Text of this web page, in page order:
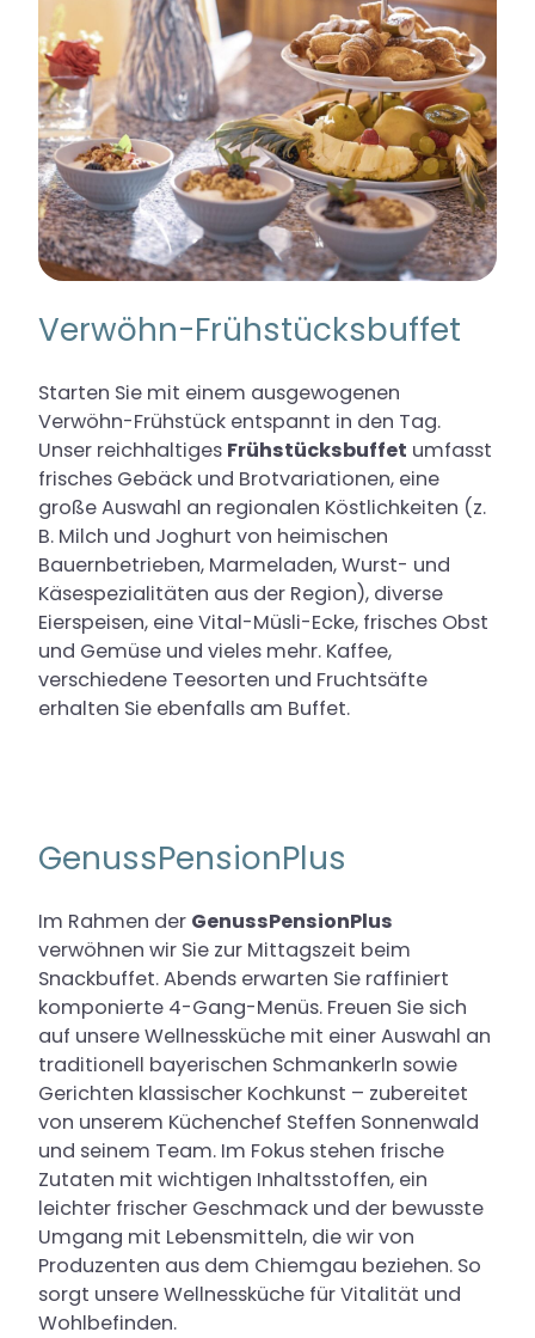
Verwöhn-Frühstücksbuffet
Starten Sie mit einem ausgewogenen
Verwöhn-Frühstück entspannt in den Tag.
Unser reichhaltiges Frühstücksbuffet umfasst
frisches Gebäck und Brotvariationen, eine
große Auswahl an regionalen Köstlichkeiten (z.
B. Milch und Joghurt von heimischen
Bauernbetrieben, Marmeladen, Wurst- und
Käsespezialitäten aus der Region), diverse
Eierspeisen, eine Vital-Müsli-Ecke, frisches Obst
und Gemüse und vieles mehr. Kaffee,
verschiedene Teesorten und Fruchtsäfte
erhalten Sie ebenfalls am Buffet.
GenussPensionPlus
Im Rahmen der GenussPensionPlus
verwöhnen wir Sie zur Mittagszeit beim
Snackbuffet. Abends erwarten Sie raffiniert
komponierte 4-Gang-Menüs. Freuen Sie sich
auf unsere Wellnessküche mit einer Auswahl an
traditionell bayerischen Schmankerln sowie
Gerichten klassischer Kochkunst – zubereitet
von unserem Küchenchef Steffen Sonnenwald
und seinem Team. Im Fokus stehen frische
Zutaten mit wichtigen Inhaltsstoffen, ein
leichter frischer Geschmack und der bewusste
Umgang mit Lebensmitteln, die wir von
Produzenten aus dem Chiemgau beziehen. So
sorgt unsere Wellnessküche für Vitalität und
Wohlbefinden.